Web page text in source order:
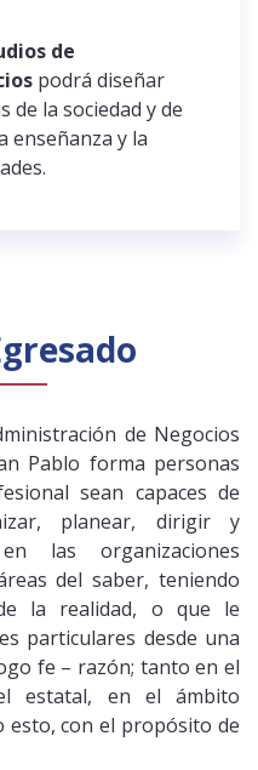
de
podrá diseñar
de la sociedad y de
enseñanza y la
de Negocios
Pablo forma personas
sean capaces de
planear, dirigir y
las organizaciones
del saber, teniendo
la realidad, o que le
particulares desde una
fe – razón; tanto en el
estatal, en el ámbito
esto, con el propósito de